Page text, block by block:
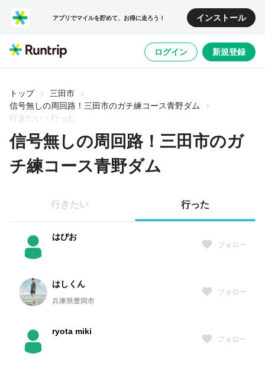
アプリでマイルを貯めて、お得に走ろう！ インストール
ログイン 新規登録
トップ
三田市
信号無しの周回路！三田市のガチ練コース青野ダム
行きたい・行った
信号無しの周回路！三田市のガ
チ練コース青野ダム
行きたい 行った
はぴお
フォロー
はしくん
兵庫県豊岡市
フォロー
ryota miki
フォロー